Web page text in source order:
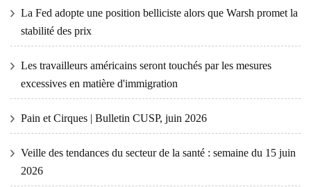
La Fed adopte une position belliciste alors que Warsh promet la
stabilité des prix
Les travailleurs américains seront touchés par les mesures
excessives en matière d'immigration
Pain et Cirques | Bulletin CUSP, juin 2026
Veille des tendances du secteur de la santé : semaine du 15 juin
2026